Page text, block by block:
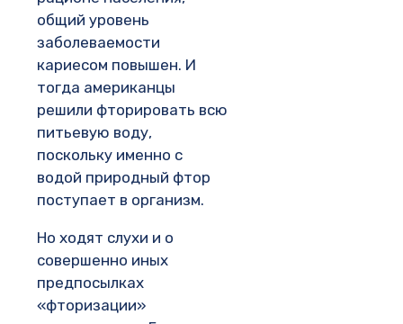
общий уровень
заболеваемости
кариесом повышен. И
тогда американцы
решили фторировать всю
питьевую воду,
поскольку именно с
водой природный фтор
поступает в организм.
Но ходят слухи и о
совершенно иных
предпосылках
«фторизации»